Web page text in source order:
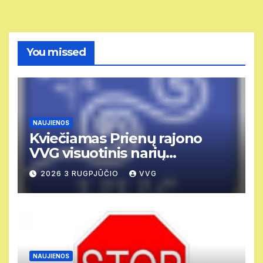
You missed
NAUJIENOS
Kviečiamas Prienų rajono
VVG visuotinis narių
susirinkimas
2026 3 RUGPJŪČIO VVG
NAUJIENOS